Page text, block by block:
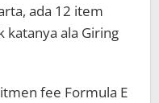
ada 12 item
katanya ala Giring
fee Formula E